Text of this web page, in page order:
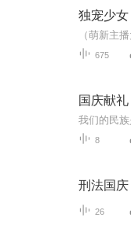
675
国庆献
8
刑法国庆
26